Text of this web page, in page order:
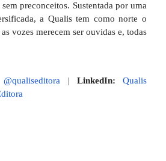
preconceitos. Sustentada por uma
a Qualis tem como norte o
vozes merecem ser ouvidas e, todas
@qualiseditora | LinkedIn:Qualis